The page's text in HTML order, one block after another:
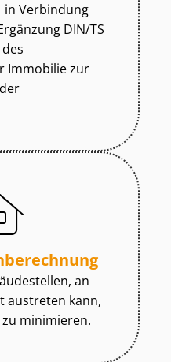
in Verbindung
DIN/TS
Immobilie zur
an
austreten kann,
minimieren.